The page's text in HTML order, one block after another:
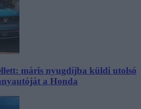
máris nyugdíjba küldi utolsó
a Honda